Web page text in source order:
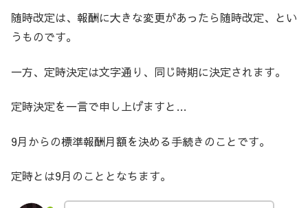
随時改定は、報酬に大きな変更があったら随時改定、とい
うものです。
一方、定時決定は文字通り、同じ時期に決定されます。
定時決定を一言で申し上げますと…
9月からの標準報酬月額を決める手続きのことです。
定時とは9月のこととなちます。